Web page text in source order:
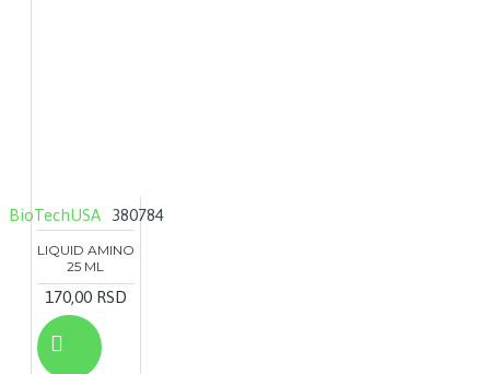
BioTechUSA 380784
LIQUID AMINO
25 ML
170,00 RSD